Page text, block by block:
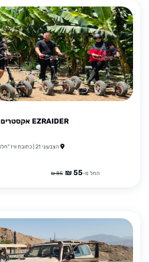
EZRAIDER אקסטרים שטח עולמי
הצבעוני 21 | כתובת וויז "חלום עולמי מגדל"
החל מ-55 ₪
85 ₪